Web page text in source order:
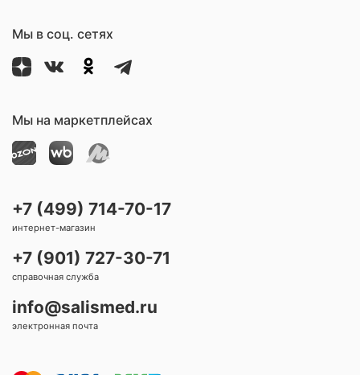
Мы в соц. сетях
Мы на маркетплейсах
+7 (499) 714-70-17
интернет-магазин
+7 (901) 727-30-71
справочная служба
info@salismed.ru
электронная почта